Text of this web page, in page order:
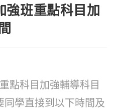
強班重點科目加
點科目加強輔導科目
學直接到以下時間及